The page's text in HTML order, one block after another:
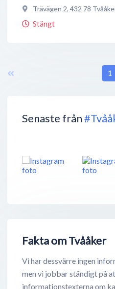
Senaste från
Fakta om Tvååker
Vi har dessvärre ingen
men vi jobbar ständigt på
informationstexterna om
Trävägen 2, 432 78
Stängt
1